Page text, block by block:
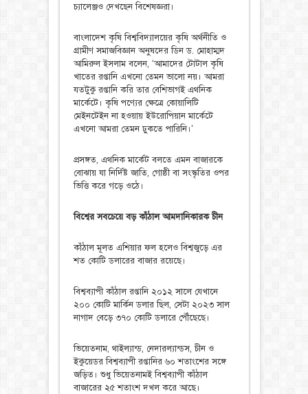
চ্যালেঞ্জও দেখছেন বিশেষজ্ঞরা।
বাংলাদেশ কৃষি বিশ্ববিদ্যালয়ের কৃষি অর্থনীতি ও
গ্রামীণ সমাজবিজ্ঞান অনুষদের ডিন ড. মোহাম্মদ
আমিরুল ইসলাম বলেন, ‘আমাদের টোটাল কৃষি
খাতের রপ্তানি এখনো তেমন ভালো নয়। আমরা
যতটুকু রপ্তানি করি তার বেশিভাগই এথনিক
মার্কেটে। কৃষি পণ্যের ক্ষেত্রে কোয়ালিটি
মেইনটেইন না হওয়ায় ইউরোপিয়ান মার্কেটে
এখনো আমরা তেমন ঢুকতে পারিনি।’
প্রসঙ্গত, এথনিক মার্কেট বলতে এমন বাজারকে
বোঝায় যা নির্দিষ্ট জাতি, গোষ্ঠী বা সংস্কৃতির ওপর
ভিত্তি করে গড়ে ওঠে।
বিশ্বের সবচেয়ে বড় কাঁঠাল আমদানিকারক চীন
কাঁঠাল মূলত এশিয়ার ফল হলেও বিশ্বজুড়ে এর
শত কোটি ডলারের বাজার রয়েছে।
বিশ্বব্যাপী কাঁঠাল রপ্তানি ২০১২ সালে যেখানে
২০০ কোটি মার্কিন ডলার ছিল, সেটা ২০২৩ সাল
নাগাদ বেড়ে ৩৭০ কোটি ডলারে পৌঁছেছে।
ভিয়েতনাম, থাইল্যান্ড, নেদারল্যান্ডস, চীন ও
ইকুয়েডর বিশ্বব্যাপী রপ্তানির ৬০ শতাংশের সঙ্গে
জড়িত। শুধু ভিয়েতনামই বিশ্বব্যাপী কাঁঠাল
বাজারের ২৫ শতাংশ দখল করে আছে।